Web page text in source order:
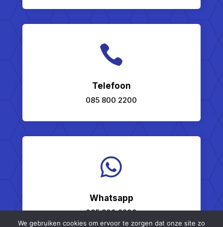

Telefoon
085 800 2200

Whatsapp
085 800 2200
We gebruiken cookies om ervoor te zorgen dat onze site zo